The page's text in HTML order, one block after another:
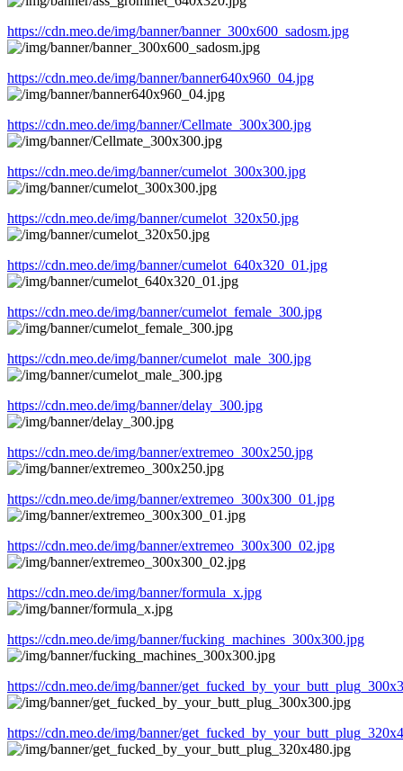
https://cdn.meo.de/img/banner/banner_300x600_sadosm.jpg
https://cdn.meo.de/img/banner/banner640x960_04.jpg
https://cdn.meo.de/img/banner/Cellmate_300x300.jpg
https://cdn.meo.de/img/banner/cumelot_300x300.jpg
https://cdn.meo.de/img/banner/cumelot_320x50.jpg
https://cdn.meo.de/img/banner/cumelot_640x320_01.jpg
https://cdn.meo.de/img/banner/cumelot_female_300.jpg
https://cdn.meo.de/img/banner/cumelot_male_300.jpg
https://cdn.meo.de/img/banner/delay_300.jpg
https://cdn.meo.de/img/banner/extremeo_300x250.jpg
https://cdn.meo.de/img/banner/extremeo_300x300_01.jpg
https://cdn.meo.de/img/banner/extremeo_300x300_02.jpg
https://cdn.meo.de/img/banner/formula_x.jpg
https://cdn.meo.de/img/banner/fucking_machines_300x300.jpg
https://cdn.meo.de/img/banner/
https://cdn.meo.de/img/banner/